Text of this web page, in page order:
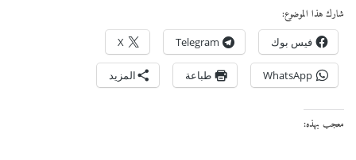
شارك هذا الموضوع:
فيس بوك Telegram
X
WhatsApp طباعة المزيد
معجب بهذه: